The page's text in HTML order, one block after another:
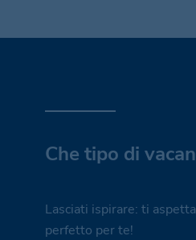
Che tipo di
Lasciati ispirare: ti
perfetto per te!